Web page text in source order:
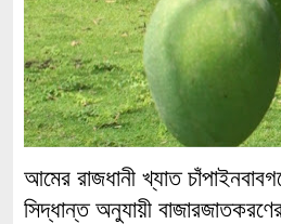
আমের রাজধানী খ্যাত
সিদ্ধান্ত অনুযায়ী